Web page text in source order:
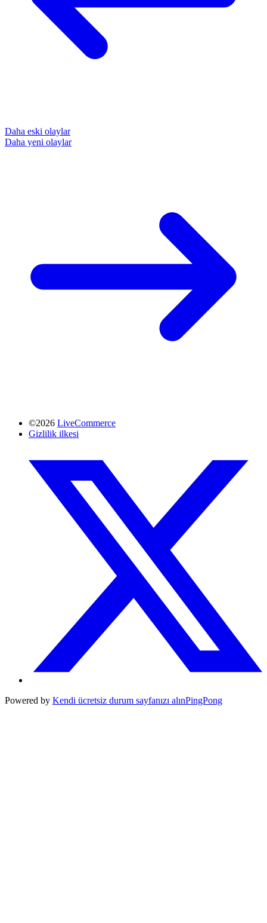
Daha eski olaylar
Daha yeni olaylar
©2026 LiveCommerce
Gizlilik ilkesi
Powered by Kendi ücretsiz durum sayfanızı alınPingPong